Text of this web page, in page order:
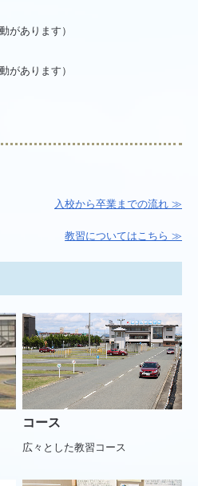
があります）
があります）
入校から卒業までの流れ ≫
教習についてはこちら ≫
コース
広々とした教習コース